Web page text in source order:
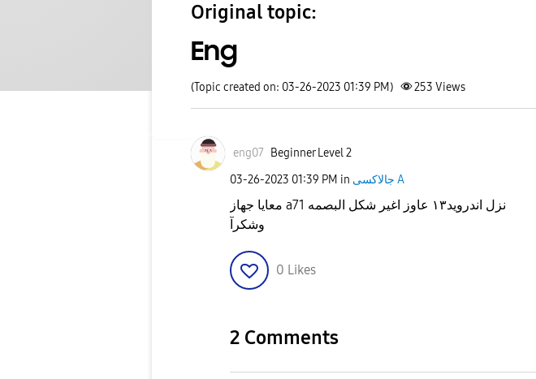
Original topic:
Eng
(Topic created on: 03-26-2023 01:39 PM) 253 Views
eng07 Beginner Level 2
‎03-26-2023 01:39 PM in جالاكسى A
معايا جهاز a71 نزل اندرويد١٣ عاوز اغير شكل البصمه
وشكرآ
0 Likes
2 Comments